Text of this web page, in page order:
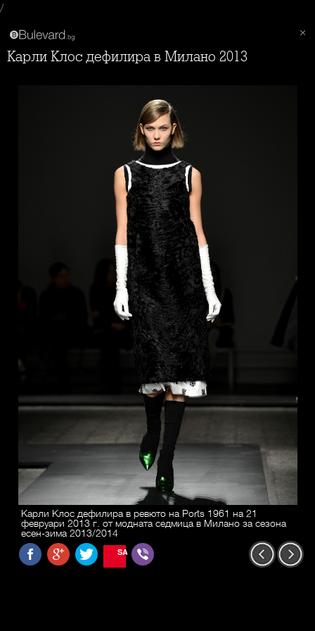
/
Карли Клос дефилира в Милано 2013
Карли Клос дефилира в ревюто на Ports 1961 на 21
февруари 2013 г. от модната седмица в Милано за сезона
есен-зима 2013/2014
SAVE